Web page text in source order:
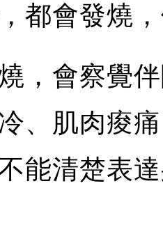
都會發燒
，會察覺
、肌肉痠
能清楚表